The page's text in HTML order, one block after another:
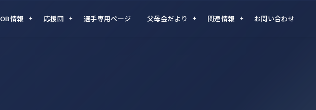
OB情報 応援団 選手専用ページ 父母会だより 関連情報 お問い合わせ